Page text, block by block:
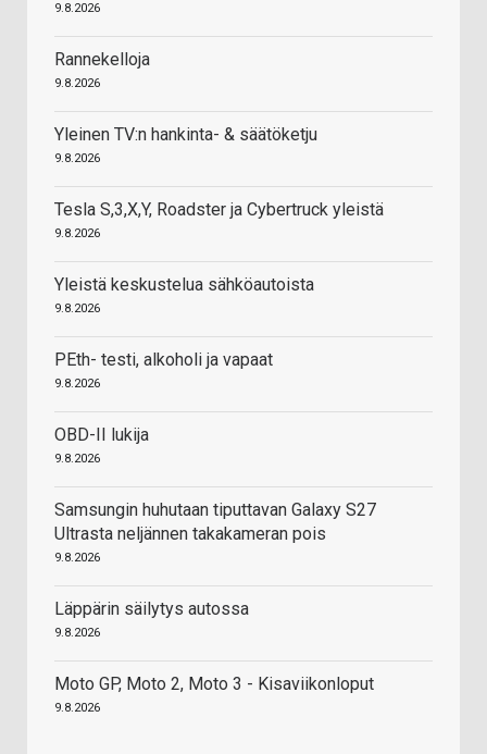
9.8.2026
Rannekelloja
9.8.2026
Yleinen TV:n hankinta- & säätöketju
9.8.2026
Tesla S,3,X,Y, Roadster ja Cybertruck yleistä
9.8.2026
Yleistä keskustelua sähköautoista
9.8.2026
PEth- testi, alkoholi ja vapaat
9.8.2026
OBD-II lukija
9.8.2026
Samsungin huhutaan tiputtavan Galaxy S27
Ultrasta neljännen takakameran pois
9.8.2026
Läppärin säilytys autossa
9.8.2026
Moto GP, Moto 2, Moto 3 - Kisaviikonloput
9.8.2026